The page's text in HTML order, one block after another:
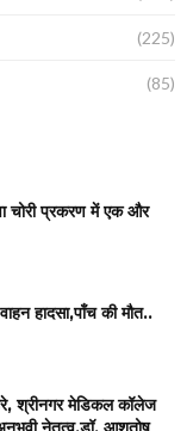
(225)
(85)
चोरी प्रकरण में एक और
हादसा,पाँच की मौत..
श्रीनगर मेडिकल कॉलेज